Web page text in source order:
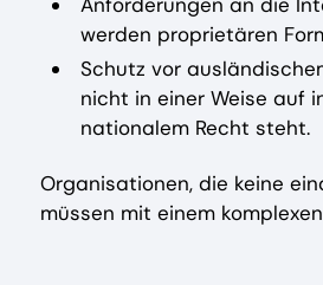
werden proprietären
Schutz vor
nicht in einer Weise auf
nationalem Recht steht.
Organisationen, die keine
müssen mit einem